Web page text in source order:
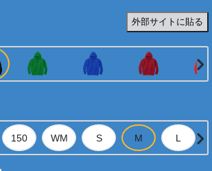
外部サイトに貼る